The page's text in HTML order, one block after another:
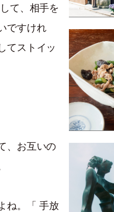
て、相手を
ですけれ
てストイッ
、お互いの
ね。「 手放